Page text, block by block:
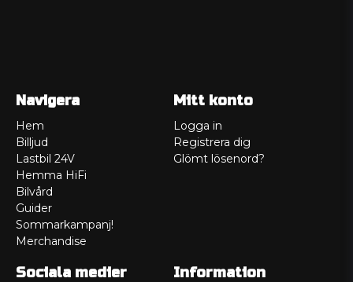
Navigera
Hem
Billjud
Lastbil 24V
Hemma HiFi
Bilvård
Guider
Sommarkampanj!
Merchandise
Mitt konto
Logga in
Registrera dig
Glömt lösenord?
Sociala medier Information